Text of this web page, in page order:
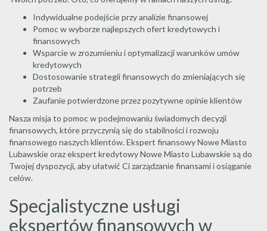
Indywidualne podejście przy analizie finansowej
Pomoc w wyborze najlepszych ofert kredytowych i
finansowych
Wsparcie w zrozumieniu i optymalizacji warunków umów
kredytowych
Dostosowanie strategii finansowych do zmieniających się
potrzeb
Zaufanie potwierdzone przez pozytywne opinie klientów
Nasza misja to pomoc w podejmowaniu świadomych decyzji
finansowych, które przyczynią się do stabilności i rozwoju
finansowego naszych klientów. Ekspert finansowy Nowe Miasto
Lubawskie oraz ekspert kredytowy Nowe Miasto Lubawskie są do
Twojej dyspozycji, aby ułatwić Ci zarządzanie finansami i osiąganie
celów.
Specjalistyczne usługi
ekspertów finansowych w